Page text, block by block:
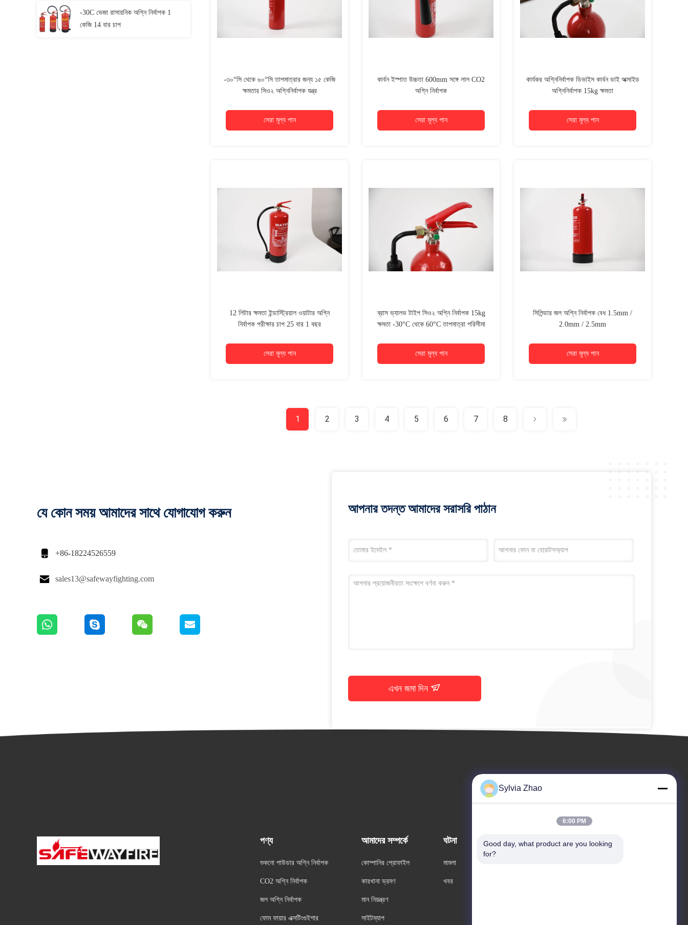
-30C ভেজা রাসায়নিক অগ্নি নির্বাপক 1
কেজি 14 বার চাপ
-৩০°সি থেকে ৬০°সি তাপমাত্রার জন্য ১৫ কেজি
ক্ষমতার সিও২ অগ্নিনির্বাপক যন্ত্র
সেরা মূল্য পান
কার্বন ইস্পাত উচ্চতা 600mm সঙ্গে লাল CO2
অগ্নি নির্বাপক
সেরা মূল্য পান
কার্যকর অগ্নিনির্বাপক ডিভাইস কার্বন ডাই অক্সাইড
অগ্নিনির্বাপক 15kg ক্ষমতা
সেরা মূল্য পান
12 লিটার ক্ষমতা ইন্ডাস্ট্রিয়াল ওয়াটার অগ্নি
নির্বাপক পরীক্ষার চাপ 25 বার 1 বছর
সেরা মূল্য পান
ব্রাস ভ্যালভ টাইপ সিও২ অগ্নি নির্বাপক 15kg
ক্ষমতা -30°C থেকে 60°C তাপমাত্রা পরিসীমা
সেরা মূল্য পান
সিলিন্ডার জল অগ্নি নির্বাপক বেধ 1.5mm /
2.0mm / 2.5mm
সেরা মূল্য পান
1 2 3 4 5 6 7 8
যে কোন সময় আমাদের সাথে যোগাযোগ করুন
 +86-18224526559
 sales13@safewayfighting.com
আপনার তদন্ত আমাদের সরাসরি পাঠান
এখন জমা দিন
পণ্য
শুকনো পাউডার অগ্নি নির্বাপক
CO2 অগ্নি নির্বাপক
জল অগ্নি নির্বাপক
ফোম ফায়ার এক্সটিংগুইশার
আমাদের সম্পর্কে
কোম্পানির প্রোফাইল
কারখানা ভ্রমণ
মান নিয়ন্ত্রণ
সাইটম্যাপ
ঘটনা
মামলা
খবর
উদ্ধৃতির জন্য আবেদন
Sylvia Zhao
6:00 PM
Good day, what product are you looking
for?